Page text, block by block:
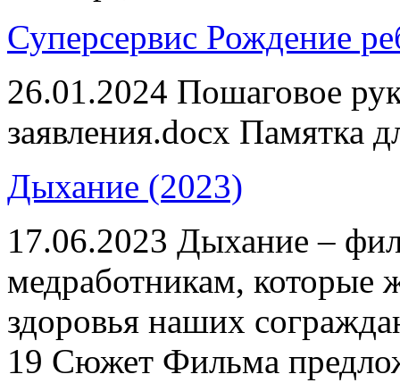
Суперсервис Рождение
26.01.2024 Пошаговое
заявления.docx Памятка
Дыхание (2023)
17.06.2023 Дыхание –
медработникам, которые
здоровья наших
19 Сюжет Фильма